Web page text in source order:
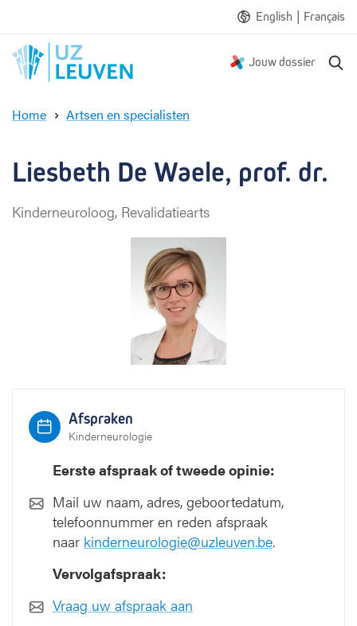
English | Français
Jouw dossier
Home Artsen en specialisten
s
e
h
D
e
W
a
e
Liesbeth De Waele, prof. dr.
Kinderneuroloog, Revalidatiearts
Afspraken
Kinderneurologie
Eerste afspraak of tweede opinie:
Mail uw naam, adres, geboortedatum,
telefoonnummer en reden afspraak
naar kinderneurologie@uzleuven.be.
Vervolgafspraak:
Vraag uw afspraak aan